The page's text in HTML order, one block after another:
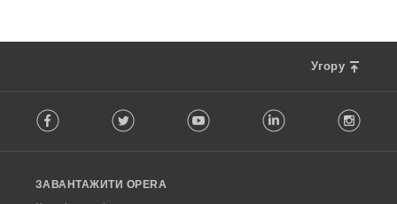
Угору
o
w
Facebook Twitter Youtube LinkedIn
ЗАВАНТАЖИТИ OPERA